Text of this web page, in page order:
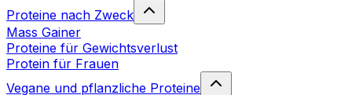
Proteine nach Zweck
Mass Gainer
Proteine für Gewichtsverlust
Protein für Frauen
Vegane und pflanzliche Proteine